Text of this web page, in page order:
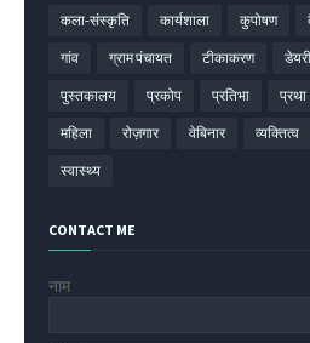
कला-संस्कृति कार्यशाला कुपोषण
गांव ग्राम पंचायत टीकाकरण डेयरी
पुस्तकालय प्रकोप प्रतिभा प्रथा
महिला रोज़गार वेबिनार व्यक्तित्व
स्वास्थ्य
CONTACT ME
नाम